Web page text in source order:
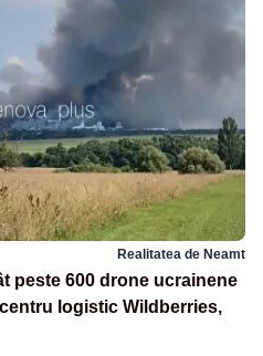
Realitatea de Neamt
peste 600 drone ucrainene
logistic Wildberries,